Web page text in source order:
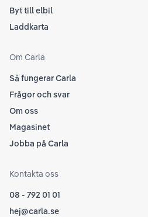
Byt till elbil
Laddkarta
Om Carla
Så fungerar Carla
Frågor och svar
Om oss
Magasinet
Jobba på Carla
Kontakta oss
08 - 792 01 01
hej@carla.se